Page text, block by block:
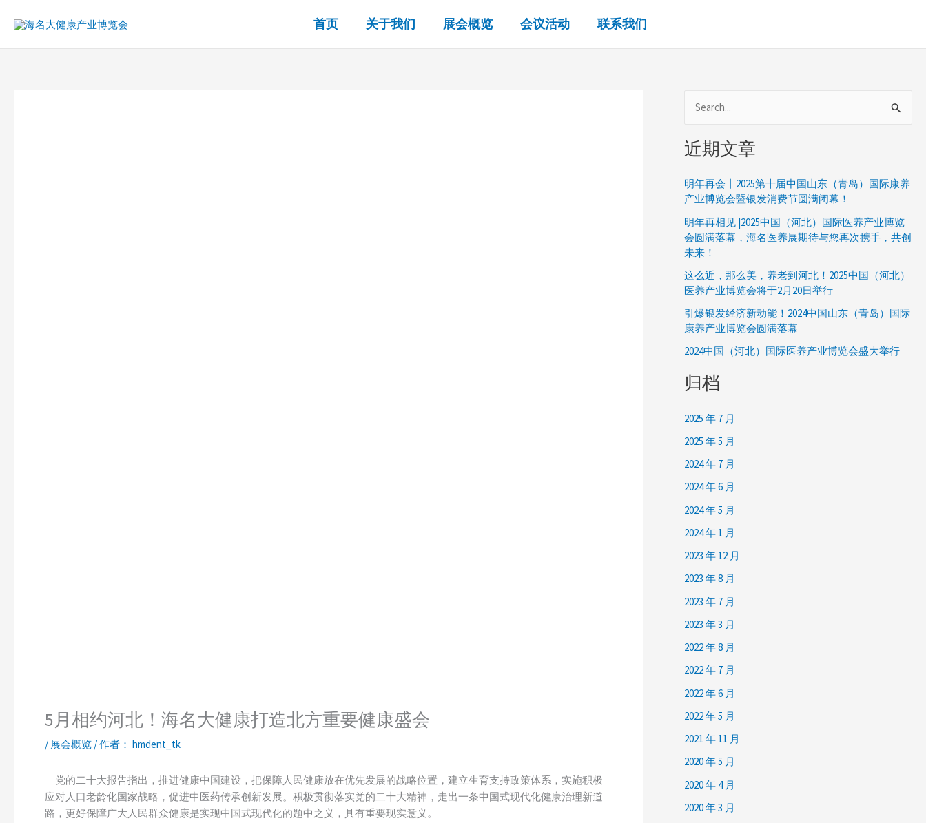
首页 关于我们 展会概览 会议活动 联系我们
5月相约河北！海名大健康打造北方重要健康盛会
/ 展会概览 / 作者： hmdent_tk
党的二十大报告指出，推进健康中国建设，把保障人民健康放在优先发展的战略位置，建立生育支持政策体系，实施积极
应对人口老龄化国家战略，促进中医药传承创新发展。积极贯彻落实党的二十大精神，走出一条中国式现代化健康治理新道
路，更好保障广大人民群众健康是实现中国式现代化的题中之义，具有重要现实意义。
：
近期文章
明年再会丨2025第十届中国山东（青岛）国际康养
产业博览会暨银发消费节圆满闭幕！
明年再相见 |2025中国（河北）国际医养产业博览
会圆满落幕，海名医养展期待与您再次携手，共创
未来！
这么近，那么美，养老到河北！2025中国（河北）
医养产业博览会将于2月20日举行
引爆银发经济新动能！2024中国山东（青岛）国际
康养产业博览会圆满落幕
2024中国（河北）国际医养产业博览会盛大举行
归档
2025 年 7 月
2025 年 5 月
2024 年 7 月
2024 年 6 月
2024 年 5 月
2024 年 1 月
2023 年 12 月
2023 年 8 月
2023 年 7 月
2023 年 3 月
2022 年 8 月
2022 年 7 月
2022 年 6 月
2022 年 5 月
2021 年 11 月
2020 年 5 月
2020 年 4 月
2020 年 3 月